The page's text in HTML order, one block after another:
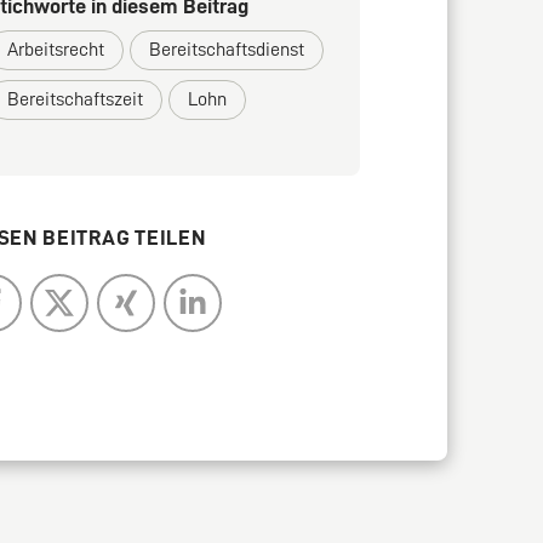
in diesem Beitrag
Arbeitsrecht Bereitschaftsdienst
Bereitschaftszeit Lohn
BEITRAG TEILEN